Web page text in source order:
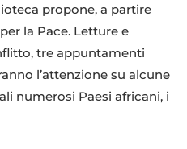
propone, a partire
la Pace. Letture e
tre appuntamenti
l’attenzione su alcune
numerosi Paesi africani, i